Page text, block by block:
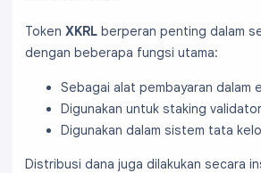
Token XKRL berperan penting dalam
dengan beberapa fungsi utama:
Sebagai alat pembayaran dalam
Digunakan untuk staking validator
Digunakan dalam sistem tata
Distribusi dana juga dilakukan secara